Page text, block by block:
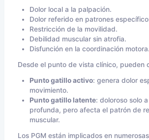
Dolor local a la palpación.
Dolor referido en patrones
Restricción de la movilidad.
Debilidad muscular sin atrofia.
Disfunción en la coordinación motora.
Desde el punto de vista clínico, pueden
Punto gatillo activo: genera dolor
movimiento.
Punto gatillo latente: doloroso solo
profunda, pero afecta el patrón de
muscular.
Los PGM están implicados en